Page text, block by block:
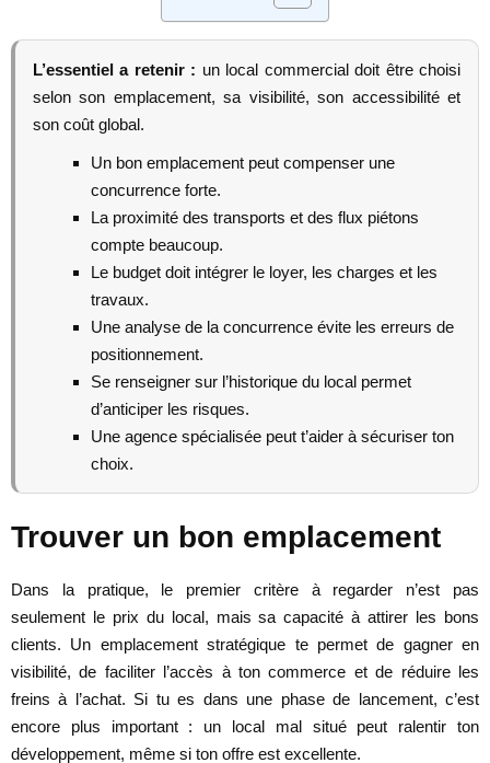
L’essentiel a retenir : un local commercial doit être choisi
selon son emplacement, sa visibilité, son accessibilité et
son coût global.
Un bon emplacement peut compenser une
concurrence forte.
La proximité des transports et des flux piétons
compte beaucoup.
Le budget doit intégrer le loyer, les charges et les
travaux.
Une analyse de la concurrence évite les erreurs de
positionnement.
Se renseigner sur l’historique du local permet
d’anticiper les risques.
Une agence spécialisée peut t’aider à sécuriser ton
choix.
Trouver un bon emplacement
Dans la pratique, le premier critère à regarder n’est pas
seulement le prix du local, mais sa capacité à attirer les bons
clients. Un emplacement stratégique te permet de gagner en
visibilité, de faciliter l’accès à ton commerce et de réduire les
freins à l’achat. Si tu es dans une phase de lancement, c’est
encore plus important : un local mal situé peut ralentir ton
développement, même si ton offre est excellente.